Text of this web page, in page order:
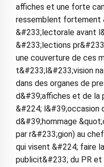
affiches et une forte
ressemblent fortement
&#233;lectorale avant
&#233;lections
une couverture de ces
t&#233;l&#233;vision
dans des organes de
d&#39;affiches et de la
&#224; l&#39;occasion
d&#39;hommage
par r&#233;gion) au
qui visent &#224; faire
publicit&#233; du PR et